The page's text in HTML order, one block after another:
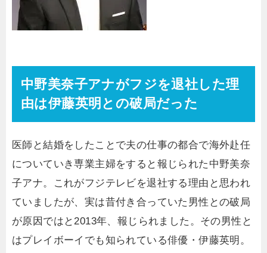
中野美奈子アナがフジを退社した理
由は伊藤英明との破局だった
医師と結婚をしたことで夫の仕事の都合で海外赴任
についていき専業主婦をすると報じられた中野美奈
子アナ。これがフジテレビを退社する理由と思われ
ていましたが、実は昔付き合っていた男性との破局
が原因ではと2013年、報じられました。その男性と
はプレイボーイでも知られている俳優・伊藤英明。